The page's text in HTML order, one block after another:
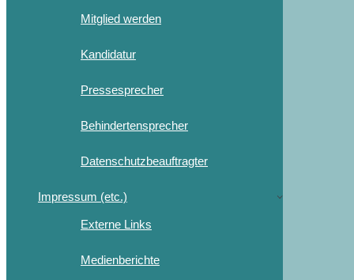
Mitglied werden
Kandidatur
Pressesprecher
Behindertensprecher
Datenschutzbeauftragter
Impressum (etc.)
Externe Links
Medienberichte